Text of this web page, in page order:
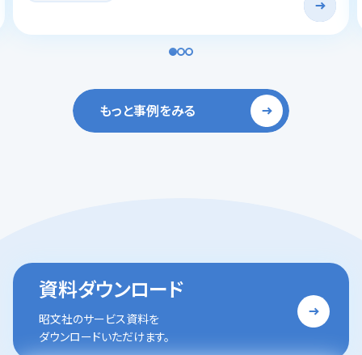
もっと事例をみる
資料ダウンロード
昭文社のサービス資料を
ダウンロードいただけます。